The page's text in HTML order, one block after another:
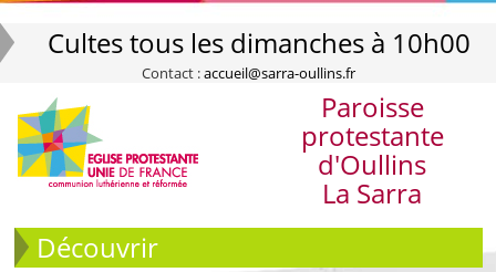
Cultes tous les dimanches à 10h00
Contact :accueil@sarra-oullins.fr
Paroisse
protestante
d'Oullins
La Sarra
Découvrir